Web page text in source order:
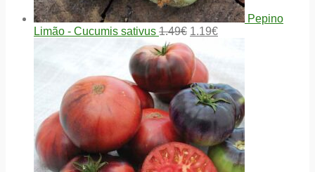
Pepino
Limão - Cucumis sativus 1.49€ 1.19€